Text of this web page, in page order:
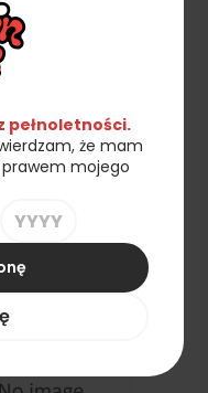
Aromatos
pełnoletności.
że mam
prawem mojego